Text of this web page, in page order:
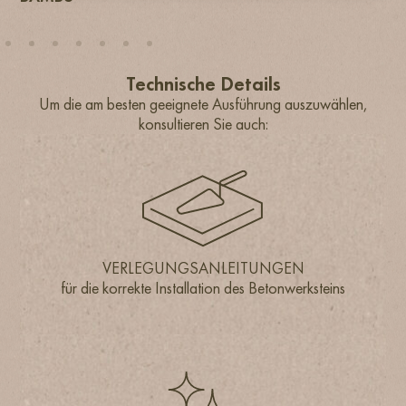
Technische Details
Um die am besten geeignete Ausführung auszuwählen,
konsultieren Sie auch:
VERLEGUNGSANLEITUNGEN
für die korrekte Installation des Betonwerksteins
VERLEGUNGSANLEITUNGEN
für die korrekte Installation des Betonwerksteins